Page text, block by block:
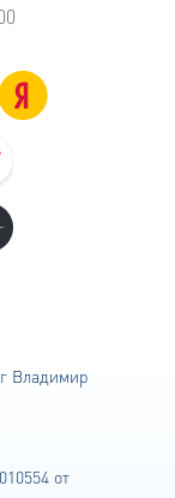
Владимир
от